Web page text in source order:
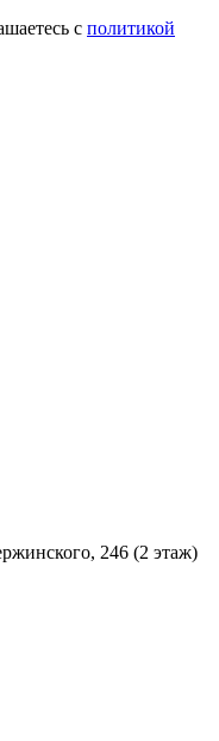
с политикой
246 (2 этаж)